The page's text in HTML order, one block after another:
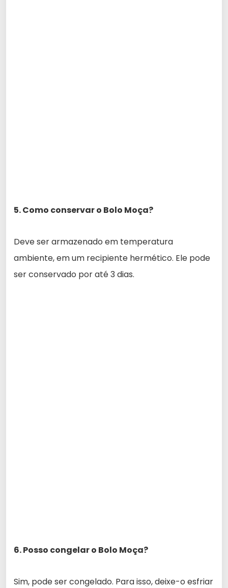
5. Como conservar o Bolo Moça?
Deve ser armazenado em temperatura
ambiente, em um recipiente hermético. Ele pode
ser conservado por até 3 dias.
6. Posso congelar o Bolo Moça?
Sim, pode ser congelado. Para isso, deixe-o esfriar